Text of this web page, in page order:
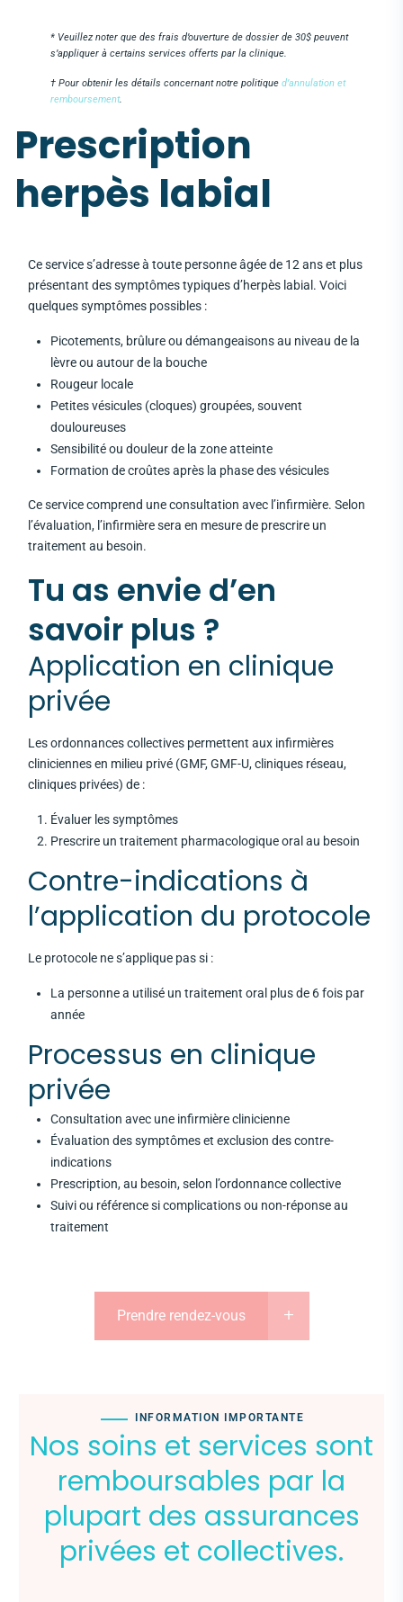
* Veuillez noter que des frais d’ouverture de dossier de 30$ peuvent
s’appliquer à certains services offerts par la clinique.
† Pour obtenir les détails concernant notre politique d’annulation et
remboursement.
Prescription
herpès labial
Ce service s’adresse à toute personne âgée de 12 ans et plus
présentant des symptômes typiques d’herpès labial. Voici
quelques symptômes possibles :
Picotements, brûlure ou démangeaisons au niveau de la
lèvre ou autour de la bouche
Rougeur locale
Petites vésicules (cloques) groupées, souvent
douloureuses
Sensibilité ou douleur de la zone atteinte
Formation de croûtes après la phase des vésicules
Ce service comprend une consultation avec l’infirmière. Selon
l’évaluation, l’infirmière sera en mesure de prescrire un
traitement au besoin.
Tu as envie d’en
savoir plus ?
Application en clinique
privée
Les ordonnances collectives permettent aux infirmières
cliniciennes en milieu privé (GMF, GMF-U, cliniques réseau,
cliniques privées) de :
Évaluer les symptômes
Prescrire un traitement pharmacologique oral au besoin
Contre-indications à
l’application du protocole
Le protocole ne s’applique pas si :
La personne a utilisé un traitement oral plus de 6 fois par
année
Processus en clinique
privée
Consultation avec une infirmière clinicienne
Évaluation des symptômes et exclusion des contre-
indications
Prescription, au besoin, selon l’ordonnance collective
Suivi ou référence si complications ou non-réponse au
traitement
Prendre rendez-vous
INFORMATION IMPORTANTE
Nos soins et services sont
remboursables par la
plupart des assurances
privées et collectives.